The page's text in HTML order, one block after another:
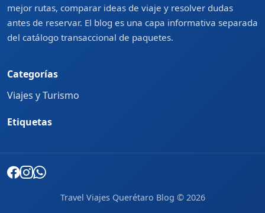
mejor rutas, comparar ideas de viaje y resolver dudas
antes de reservar. El blog es una capa informativa separada
del catálogo transaccional de paquetes.
Categorías
Viajes y Turismo
Etiquetas
Travel Viajes Querétaro Blog © 2026